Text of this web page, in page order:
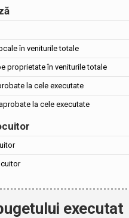
în veniturile totale
proprietate în veniturile totale
la cele executate
la cele executate
executat